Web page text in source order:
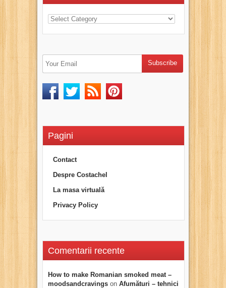
Pagini
Contact
Despre Costachel
La masa virtuală
Privacy Policy
Comentarii recente
How to make Romanian smoked meat –
moodsandcravings on Afumături – tehnici